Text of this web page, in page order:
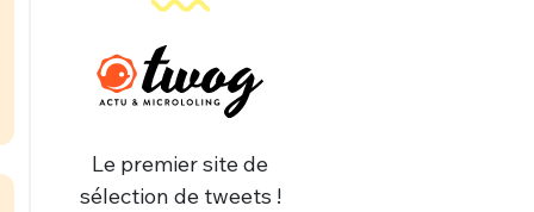
Le premier site de
sélection de tweets !